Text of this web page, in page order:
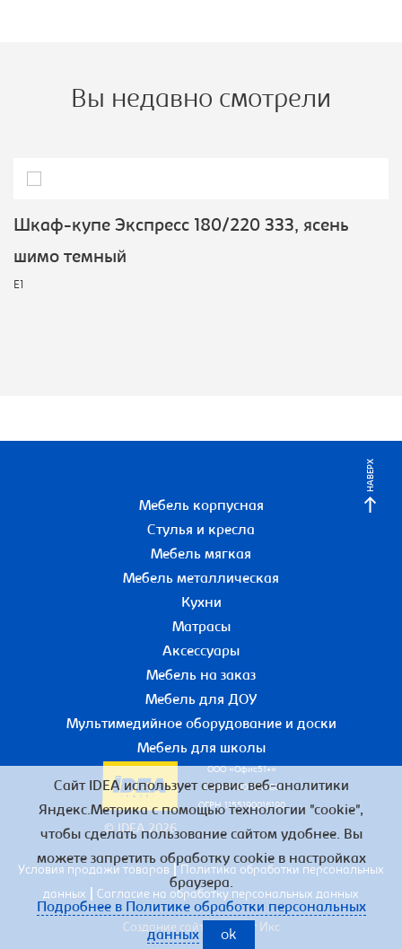
Вы недавно смотрели
Шкаф-купе Экспресс 180/220 ЗЗЗ, ясень
шимо темный
E1
НАВЕРХ
Мебель корпусная
Стулья и кресла
Мебель мягкая
Мебель металлическая
Кухни
Матрасы
Аксессуары
Мебель на заказ
Мебель для ДОУ
Мультимедийное оборудование и доски
Мебель для школы
© IDEA 2026
ООО «Офис51+»
ИНН 5190055780
ОГРН 1155190016190
Условия продажи товаров | Политика обработки персональных
данных
Согласие на обработку персональных данных
Создание сайта – Старт Икс
Сайт IDEA использует сервис веб-аналитики
Яндекс.Метрика с помощью технологии "cookie",
чтобы сделать пользование сайтом удобнее. Вы
можете запретить обработку cookie в настройках
браузера.
Подробнее в Политике обработки персональных
данных
ok